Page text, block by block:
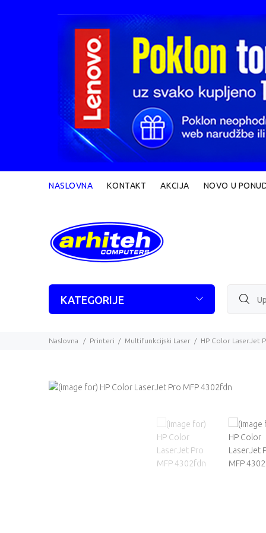
NASLOVNA KONTAKT AKCIJA NOVO U
KATEGORIJE
Naslovna Printeri Multifunkcijski Laser HP Color LaserJet